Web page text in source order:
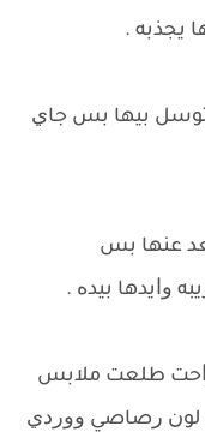
ﻳﺠﺬﺑﻪ .
ﺑﻴﻬﺎ ﺑﺲ ﺟﺎﻱ
ﻋﻨﻬﺎ ﺑﺲ
ﻭﺍﻳﺪﻫﺎ ﺑﻴﺪﻩ .
ﻃﻠﻌﺖ ﻣﻼﺑﺲ
ﻟﻮﻥ ﺭﺻﺎﺻﻲ ﻭﻭﺭﺩﻱ